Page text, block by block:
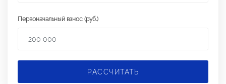
Первоначальный взнос (руб.)
РАССЧИТАТЬ